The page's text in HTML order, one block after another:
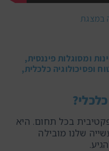
במצגת
ומסוגלות פיננסית,
ופסיכולוגיה כלכלית,
בכל תחום. היא
שלנו מובילה